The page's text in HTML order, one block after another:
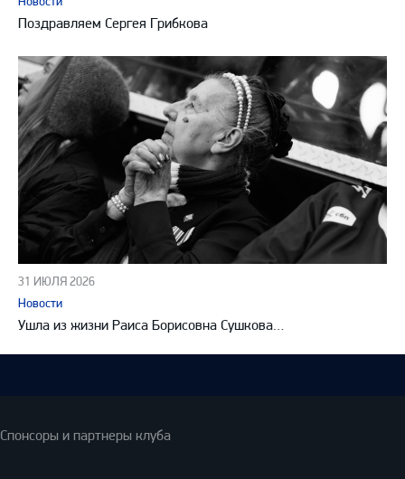
Поздравляем Сергея Грибкова
31 ИЮЛЯ 2026
Новости
Ушла из жизни Раиса Борисовна Сушкова…
Спонсоры и партнеры клуба